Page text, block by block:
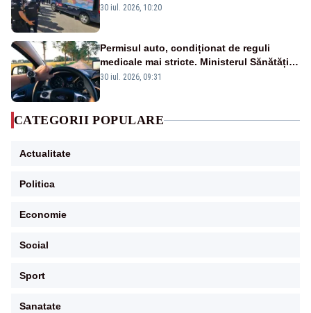
Poporului face apel la calm – LIVE TEXT
30 iul. 2026, 10:20
Permisul auto, condiționat de reguli
medicale mai stricte. Ministerul Sănătății
propune schimbări majore
30 iul. 2026, 09:31
CATEGORII POPULARE
Actualitate
Politica
Economie
Social
Sport
Sanatate